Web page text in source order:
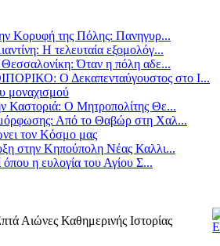
Κορυφή της Πόλης: Πανηγυρ...
Η τελευταία εξομολόγ...
Θεσσαλονίκη: Όταν η πόλη αδε...
Ο Δεκαπενταύγουστος στο Ι...
μοναχισμού
Καστοριά: Ο Μητροπολίτης Θε...
Από το Θαβώρ στη Χαλ...
τον Κόσμο μας
στην Κηπούπολη Νέας Καλλι...
όπου η ευλογία του Αγίου Σ...
Αιώνες Καθημερινής Ιστορίας